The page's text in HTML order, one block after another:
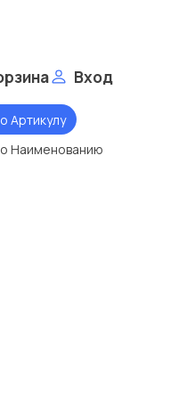
Вход
Артикулу
Наименованию